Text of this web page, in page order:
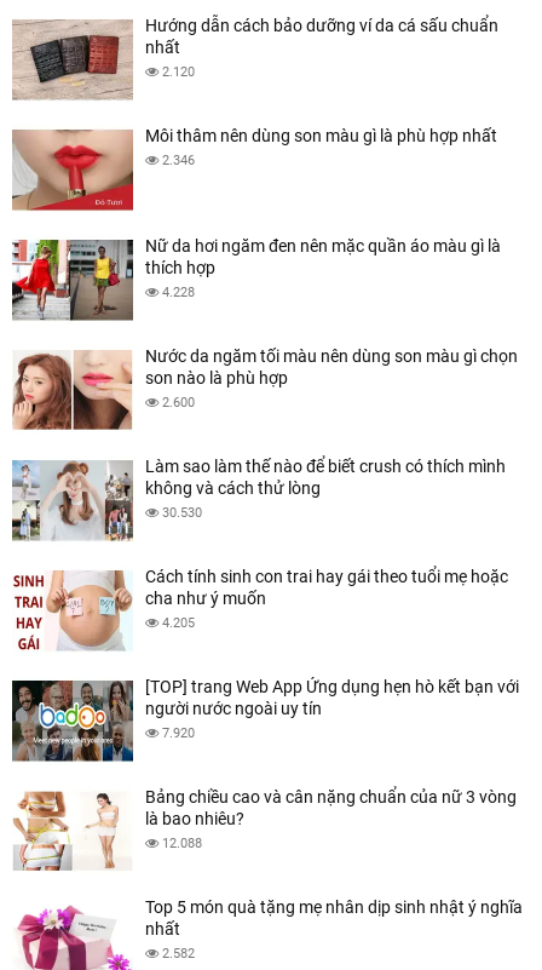
Hướng dẫn cách bảo dưỡng ví da cá sấu chuẩn
nhất
2.120
Môi thâm nên dùng son màu gì là phù hợp nhất
2.346
Nữ da hơi ngăm đen nên mặc quần áo màu gì là
thích hợp
4.228
Nước da ngăm tối màu nên dùng son màu gì chọn
son nào là phù hợp
2.600
Làm sao làm thế nào để biết crush có thích mình
không và cách thử lòng
30.530
Cách tính sinh con trai hay gái theo tuổi mẹ hoặc
cha như ý muốn
4.205
[TOP] trang Web App Ứng dụng hẹn hò kết bạn với
người nước ngoài uy tín
7.920
Bảng chiều cao và cân nặng chuẩn của nữ 3 vòng
là bao nhiêu?
12.088
Top 5 món quà tặng mẹ nhân dịp sinh nhật ý nghĩa
nhất
2.582